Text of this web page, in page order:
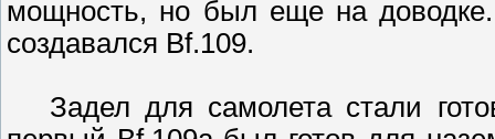
мощность, но был еще на
создавался Bf.109.
Задел для самолета стали